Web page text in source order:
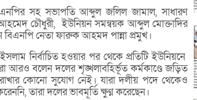
সহ সভাপতি আব্দুল জলিল জামাল, সাধারণ
চৌধুরী, ইউনিয়ন সমন্বয়ক আব্দুল মোক্তাদির
নেতা ফারুক আহমদ পান্না প্রমুখ।
নির্বাচিত হওয়ার পর থেকে প্রতিটি ইউনিয়নে
আরও বলেন দলের শৃঙ্খলাবহির্ভূত কর্মকাণ্ডে জড়িত
রাখার কোনো সুযোগ নেই। যারা দলীয় পদে থেকেও
তারা দলের ভাবমূর্তি ক্ষুণ্ন করেছেন।